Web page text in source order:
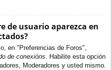
de usuario aparezca en
en "Preferencias de Foros",
de conexións. Habilite esta opción
Moderadores y usted mismo.